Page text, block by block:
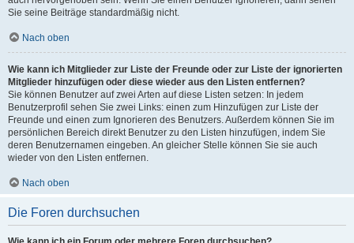
Sie seine Beiträge standardmäßig nicht.
Nach oben
Wie kann ich Mitglieder zur Liste der Freunde oder zur Liste der ignorierten
Mitglieder hinzufügen oder diese wieder aus den Listen entfernen?
Sie können Benutzer auf zwei Arten auf diese Listen setzen: In jedem
Benutzerprofil sehen Sie zwei Links: einen zum Hinzufügen zur Liste der
Freunde und einen zum Ignorieren des Benutzers. Außerdem können Sie im
persönlichen Bereich direkt Benutzer zu den Listen hinzufügen, indem Sie
deren Benutzernamen eingeben. An gleicher Stelle können Sie sie auch
wieder von den Listen entfernen.
Nach oben
Die Foren durchsuchen